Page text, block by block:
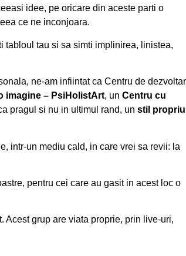
idee, pe oricare din aceste parti o
ce ne inconjoara.
tabloul tau si sa simti implinirea, linistea,
ne-am infiintat ca Centru de
imagine – PsiHolistArt, un Centru cu
pragul si nu in ultimul rand, un stil propriu
intr-un mediu cald, in care vrei sa revii: la
pentru cei care au gasit in acest loc o
. Acest grup are viata proprie, prin live-uri,